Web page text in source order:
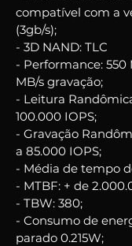
compatível com a
(3gb/s);
- 3D NAND: TLC
- Performance: 550
MB/s gravação;
- Leitura
100.000 IOPS;
- Gravação
a 85.000 IOPS;
- Média de tempo
- MTBF: + de
- TBW: 380;
- Consumo de
parado 0.215W;